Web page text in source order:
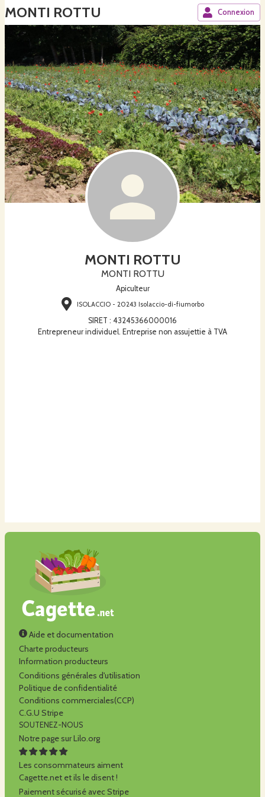
MONTI ROTTU Connexion
MONTI ROTTU
MONTI ROTTU
Apiculteur
ISOLACCIO - 20243 Isolaccio-di-fiumorbo
SIRET : 43245366000016
Entrepreneur individuel. Entreprise non assujettie à TVA
Aide et documentation
Charte producteurs
Information producteurs
Conditions générales d'utilisation
Politique de confidentialité
Conditions commerciales(CCP)
C.G.U Stripe
SOUTENEZ-NOUS
Notre page sur Lilo.org
Les consommateurs aiment
Cagette.net et ils le disent !
Paiement sécurisé avec Stripe